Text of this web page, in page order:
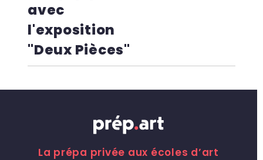
avec
l'exposition
"Deux Pièces"
La prépa privée aux écoles d’art